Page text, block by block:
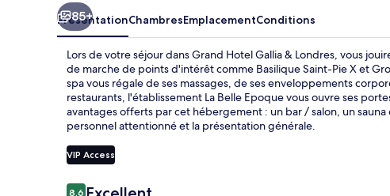
85+
PrésentationChambresEmplacementConditions
Lors de votre séjour dans Grand Hotel Gallia & Londres, vous
de marche de points d'intérêt comme Basilique Saint-Pie X et
spa vous régale de ses massages, de ses enveloppements
restaurants, l'établissement La Belle Epoque vous ouvre ses
avantages offerts par cet hébergement : un bar / salon, un
personnel attentionné et la présentation générale.
VIP Access
Avis
8,6